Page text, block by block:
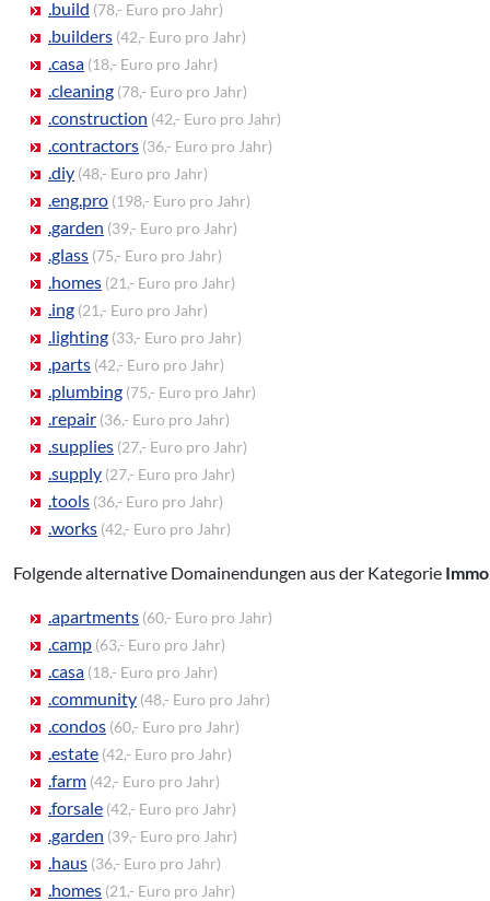
.build (78,- Euro pro Jahr)
.builders (42,- Euro pro Jahr)
.casa (18,- Euro pro Jahr)
.cleaning (78,- Euro pro Jahr)
.construction (42,- Euro pro Jahr)
.contractors (36,- Euro pro Jahr)
.diy (48,- Euro pro Jahr)
.eng.pro (198,- Euro pro Jahr)
.garden (39,- Euro pro Jahr)
.glass (75,- Euro pro Jahr)
.homes (21,- Euro pro Jahr)
.ing (21,- Euro pro Jahr)
.lighting (33,- Euro pro Jahr)
.parts (42,- Euro pro Jahr)
.plumbing (75,- Euro pro Jahr)
.repair (36,- Euro pro Jahr)
.supplies (27,- Euro pro Jahr)
.supply (27,- Euro pro Jahr)
.tools (36,- Euro pro Jahr)
.works (42,- Euro pro Jahr)
Folgende alternative Domainendungen aus der Kategorie
.apartments (60,- Euro pro Jahr)
.camp (63,- Euro pro Jahr)
.casa (18,- Euro pro Jahr)
.community (48,- Euro pro Jahr)
.condos (60,- Euro pro Jahr)
.estate (42,- Euro pro Jahr)
.farm (42,- Euro pro Jahr)
.forsale (42,- Euro pro Jahr)
.garden (39,- Euro pro Jahr)
.haus (36,- Euro pro Jahr)
.homes (21,- Euro pro Jahr)